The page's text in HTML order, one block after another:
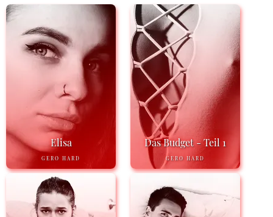
Elisa
GERO HARD
Das Budget - Teil 1
GERO HARD